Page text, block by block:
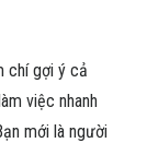
chí gợi ý cả
việc nhanh
mới là người